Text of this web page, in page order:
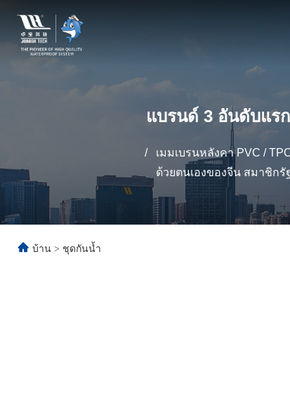
แบรนด์ 3 อันดับแร
/
เมมเบรนหลังคา PVC /
ด้วยตนเองของจีน สมาชิก
บ้าน > ชุดกันน้ำ